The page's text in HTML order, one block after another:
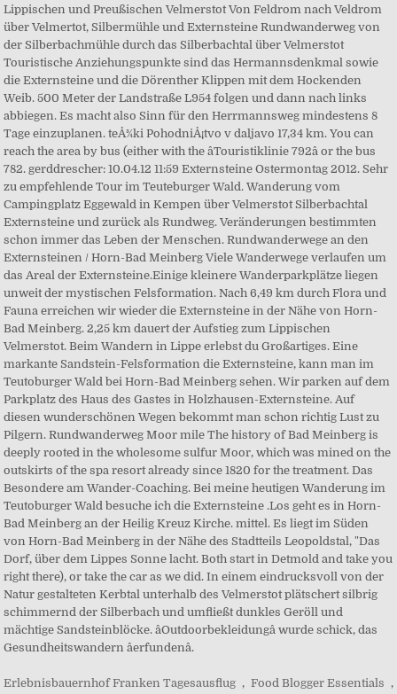
Erlebnisbauernhof Franken Tagesausflug , Food Blogger Essentials ,